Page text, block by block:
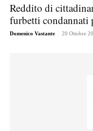
Reddito di
furbetti condannati
Domenico Vastante - 20 Ottobre